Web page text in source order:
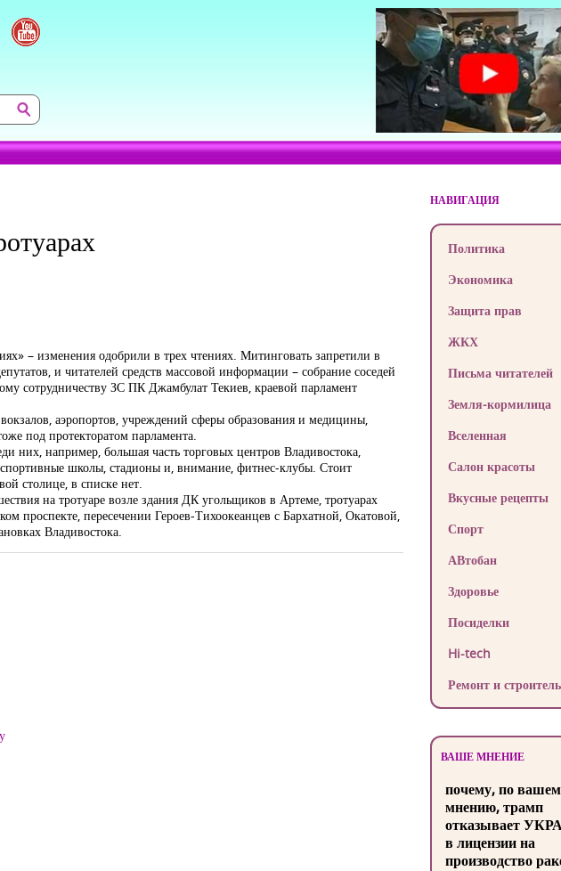
– изменения одобрили в трех чтениях. Митинговать запретили в
и читателей средств массовой информации – собрание соседей
сотрудничеству ЗС ПК Джамбулат Текиев, краевой парламент
аэропортов, учреждений сферы образования и медицины,
под протекторатом парламента.
них, например, большая часть торговых центров Владивостока,
школы, стадионы и, внимание, фитнес-клубы. Стоит
столице, в списке нет.
на тротуаре возле здания ДК угольщиков в Артеме, тротуарах
проспекте, пересечении Героев-Тихоокеанцев с Бархатной, Окатовой,
Владивостока.
НАВИГАЦИЯ
Политика
Экономика
Защита прав
ЖКХ
Письма читателей
Земля-кормилица
Вселенная
Салон красоты
Вкусные рецепты
Спорт
АВтобан
Здоровье
Посиделки
Hi-tech
Ремонт и
ВАШЕ МНЕНИЕ
почему, по
мнению, трамп
отказывает
в лицензии на
производство